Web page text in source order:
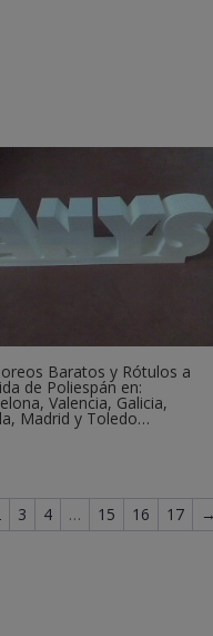
Baratos y Rótulos a
de Poliespán en:
Valencia, Galicia,
Madrid y Toledo…
3 4 … 15 16 17 →